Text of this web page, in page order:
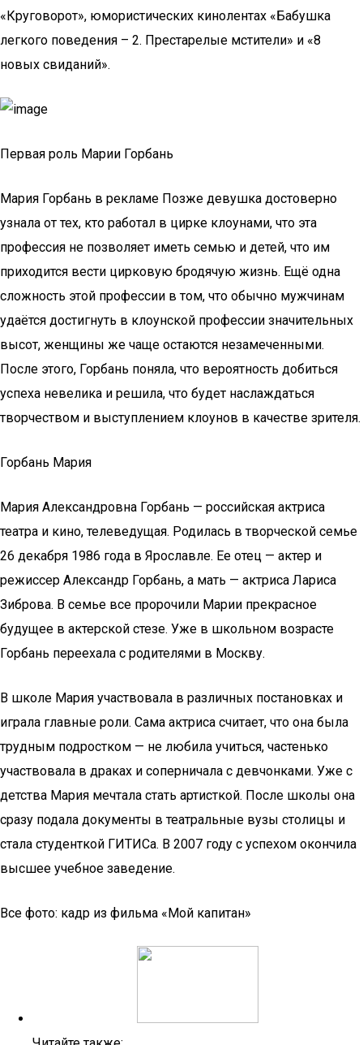
«Круговорот», юмористических кинолентах «Бабушка
легкого поведения – 2. Престарелые мстители» и «8
новых свиданий».
Первая роль Марии Горбань
Мария Горбань в рекламе Позже девушка достоверно
узнала от тех, кто работал в цирке клоунами, что эта
профессия не позволяет иметь семью и детей, что им
приходится вести цирковую бродячую жизнь. Ещё одна
сложность этой профессии в том, что обычно мужчинам
удаётся достигнуть в клоунской профессии значительных
высот, женщины же чаще остаются незамеченными.
После этого, Горбань поняла, что вероятность добиться
успеха невелика и решила, что будет наслаждаться
творчеством и выступлением клоунов в качестве зрителя.
Горбань Мария
Мария Александровна Горбань — российская актриса
театра и кино, телеведущая. Родилась в творческой семье
26 декабря 1986 года в Ярославле. Ее отец — актер и
режиссер Александр Горбань, а мать — актриса Лариса
Зиброва. В семье все пророчили Марии прекрасное
будущее в актерской стезе. Уже в школьном возрасте
Горбань переехала с родителями в Москву.
В школе Мария участвовала в различных постановках и
играла главные роли. Сама актриса считает, что она была
трудным подростком — не любила учиться, частенько
участвовала в драках и соперничала с девчонками. Уже с
детства Мария мечтала стать артисткой. После школы она
сразу подала документы в театральные вузы столицы и
стала студенткой ГИТИСа. В 2007 году с успехом окончила
высшее учебное заведение.
Все фото: кадр из фильма «Мой капитан»